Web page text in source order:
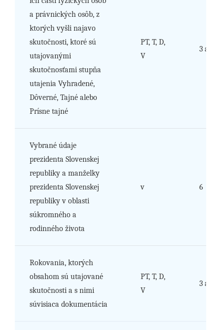
a právnických osôb, z
ktorých vyšli najavo
skutočnosti, ktoré sú
utajovanými
skutočnosťami stupňa
utajenia Vyhradené,
Dôverné, Tajné alebo
Prísne tajné
PT, T, D,
V
3 až 6
Vybrané údaje
prezidenta Slovenskej
republiky a manželky
prezidenta Slovenskej
republiky v oblasti
súkromného a
rodinného života
v 6
Rokovania, ktorých
obsahom sú utajované
skutočnosti a s nimi
súvisiaca dokumentácia
PT, T, D,
V
3 až 6